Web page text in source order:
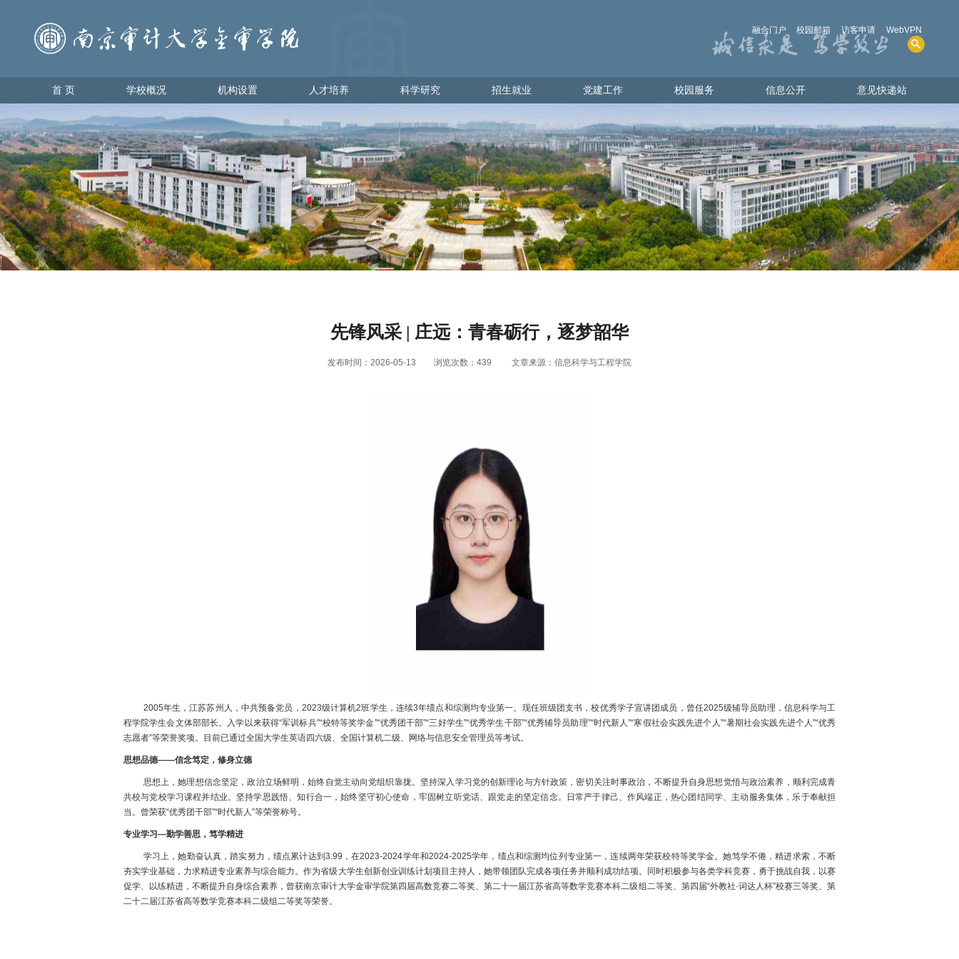
融合门户 校园邮箱 访客申请 WebVPN
首 页 学校概况
学校简介
理事会领导
学校领导
办学理念
校园地图
金审美景
金审标识
机构设置 人才培养
教育教学
学生管理
科学研究
科研管理
科研动态
招生就业
出彩金审人
招生网
就业网
党建工作
党建通知
党员发展
党员教育
党员管理
党校工作
党日活动
政策文件
下载专区
校园服务
人才招聘
图书资源
电话查询
共享物资
信息公开
学院概况
招生考试
财务、资产及收费
人事师资
教学质量
学生管理服务
学位、学科
实验室安全
意见快递站
首 页 学校概况 机构设置 人才培养 科学研究 招生就业 党建工作 校园服务 信息公开 意见快递站
先锋风采 | 庄远：青春砺行，逐梦韶华
发布时间：2026-05-13 浏览次数： 439 文章来源：信息科学与工程学院
2005年生，江苏苏州 人， 中共预备党员， 2023级计算机2班学生， 连续3年绩点和综测均专业第一。现任班级团支书，校优秀学子宣讲团成员，曾任2025级辅导员助理， 信息科学与工
程学院学生会文体部部长。入学以来获得“军训标兵”“校特等奖学金”“优秀团干部”“三好学生”“优秀学生干部”“优秀辅导员助理”“时代新人”“寒假社会实践先进个人”“暑期社会实践先进个人”“优秀
志愿者”等荣誉奖项。目前已通过全国大学生英语四六级、全国计算机二级、 网络与信息安全管理员等考试。
思想品德——信念笃定，修身立德
思想上，她理想信念坚定，政治立场鲜明，始终自觉主动向党组织靠拢。坚持深入学习党的创新理论与方针政策，密切关注时事政治，不断提升自身思想觉悟与政治素养，顺利完成青
共校与党校学习课程并结业。坚持学思践悟、知行合一，始终坚守初心使命，牢固树立听党话、跟党走的坚定信念。日常严于律己、作风端正，热心团结同学、主动服务集体，乐于奉献担
当。曾荣获“优秀团干部”“时代新人”等荣誉称号。
专业学习—勤学善思，笃学精进
学习上，她勤奋认真，踏实努力，绩点累计达到 3.99 ，在2023-2024学年和2024-2025学年，绩点和综测均位列专业第一，连续两年荣获校特等奖学金。她笃学不倦，精进求索，不断
夯实学业基础，力求精进专业素养与综合能力。作为省级大学生创新创业训练计划项目主持人，她带领团队完成各项任务并顺利成功结项。同时积极参与各类学科竞赛，勇于挑战自我，以赛
促学、以练精进，不断提升自身综合素养，曾获南京审计大学金审学院第四届高数竞赛二等奖、第二十一届江苏省高等数学竞赛本科二级组二等奖、第四届“外教社·词达人杯”校赛三等奖、第
二十二届江苏省高等数学竞赛本科二级组二等奖等荣誉。